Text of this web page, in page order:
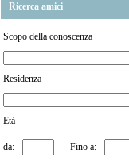
Ricerca amici
Scopo della conoscenza
Residenza
Età
da: Fino a: